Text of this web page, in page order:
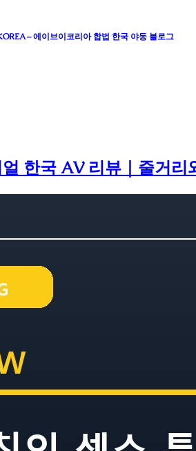
– 에이브이코리아 합법 한국 야동 블로그
한국 AV 리뷰｜줄거